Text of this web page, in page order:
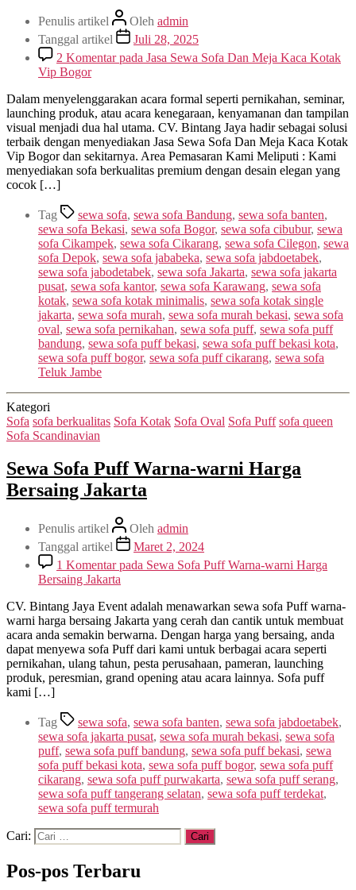
Penulis artikel Oleh admin
Tanggal artikel
Juli 28, 2025
2 Komentarpada Jasa Sewa Sofa Dan Meja Kaca Kotak
Vip Bogor
Dalam menyelenggarakan acara formal seperti pernikahan, seminar,
launching produk, atau acara kenegaraan, kenyamanan dan tampilan
visual menjadi dua hal utama. CV. Bintang Jaya hadir sebagai solusi
terbaik dengan menyediakan Jasa Sewa Sofa Dan Meja Kaca Kotak
Vip Bogor dan sekitarnya. Area Pemasaran Kami Meliputi : Kami
menyediakan sofa berkualitas premium dengan desain elegan yang
cocok […]
Tag sewa sofa, sewa sofa Bandung, sewa sofa banten,
sewa sofa Bekasi, sewa sofa Bogor, sewa sofa cibubur, sewa
sofa Cikampek, sewa sofa Cikarang, sewa sofa Cilegon, sewa
sofa Depok, sewa sofa jababeka, sewa sofa jabdoetabek,
sewa sofa jabodetabek, sewa sofa Jakarta, sewa sofa jakarta
pusat, sewa sofa kantor, sewa sofa Karawang, sewa sofa
kotak, sewa sofa kotak minimalis, sewa sofa kotak single
jakarta, sewa sofa murah, sewa sofa murah bekasi, sewa sofa
oval, sewa sofa pernikahan, sewa sofa puff, sewa sofa puff
bandung, sewa sofa puff bekasi, sewa sofa puff bekasi kota,
sewa sofa puff bogor, sewa sofa puff cikarang, sewa sofa
Teluk Jambe
Kategori
Sofa sofa berkualitas Sofa Kotak Sofa Oval Sofa Puff sofa queen
Sofa Scandinavian
Sewa Sofa Puff Warna-warni Harga
Bersaing Jakarta
Penulis artikel Oleh admin
Tanggal artikel
Maret 2, 2024
1 Komentarpada Sewa Sofa Puff Warna-warni Harga
Bersaing Jakarta
CV. Bintang Jaya Event adalah menawarkan sewa sofa Puff warna-
warni harga bersaing Jakarta yang cerah dan cantik untuk membuat
acara anda semakin berwarna. Dengan harga yang bersaing, anda
dapat menyewa sofa Puff dari kami untuk berbagai acara seperti
pernikahan, ulang tahun, pesta perusahaan, pameran, launching
produk, peresmian, grand opening atau acara lainnya. Sofa puff
kami […]
Tag sewa sofa, sewa sofa banten, sewa sofa jabdoetabek,
sewa sofa jakarta pusat, sewa sofa murah bekasi, sewa sofa
puff, sewa sofa puff bandung, sewa sofa puff bekasi, sewa
sofa puff bekasi kota, sewa sofa puff bogor, sewa sofa puff
cikarang, sewa sofa puff purwakarta, sewa sofa puff serang,
sewa sofa puff tangerang selatan, sewa sofa puff terdekat,
sewa sofa puff termurah
Cari:
Pos-pos Terbaru